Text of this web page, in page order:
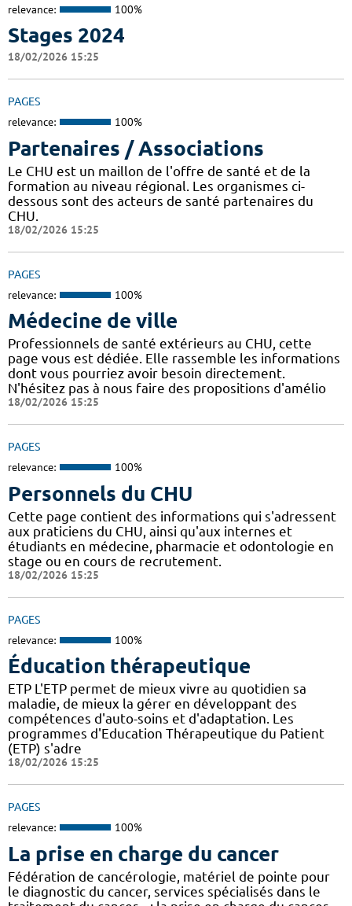
relevance: 100%
Stages 2024
18/02/2026 15:25
PAGES
relevance: 100%
Partenaires / Associations
Le CHU est un maillon de l'offre de santé et de la
formation au niveau régional. Les organismes ci-
dessous sont des acteurs de santé partenaires du
CHU.
18/02/2026 15:25
PAGES
relevance: 100%
Médecine de ville
Professionnels de santé extérieurs au CHU, cette
page vous est dédiée. Elle rassemble les informations
dont vous pourriez avoir besoin directement.
N'hésitez pas à nous faire des propositions d'amélio
18/02/2026 15:25
PAGES
relevance: 100%
Personnels du CHU
Cette page contient des informations qui s'adressent
aux praticiens du CHU, ainsi qu'aux internes et
étudiants en médecine, pharmacie et odontologie en
stage ou en cours de recrutement.
18/02/2026 15:25
PAGES
relevance: 100%
Éducation thérapeutique
ETP L'ETP permet de mieux vivre au quotidien sa
maladie, de mieux la gérer en développant des
compétences d'auto-soins et d'adaptation. Les
programmes d'Education Thérapeutique du Patient
(ETP) s'adre
18/02/2026 15:25
PAGES
relevance: 100%
La prise en charge du cancer
Fédération de cancérologie, matériel de pointe pour
le diagnostic du cancer, services spécialisés dans le